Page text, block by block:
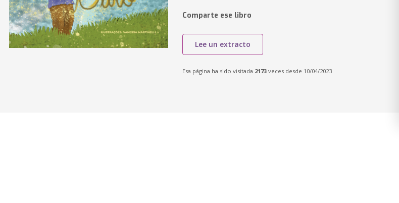
Comparte ese libro
Lee un extracto
Esa página ha sido visitada 2173 veces desde 10/04/2023